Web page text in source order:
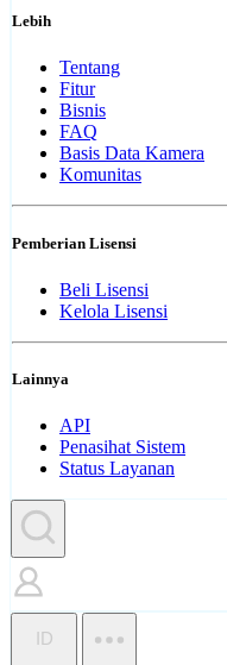
Lebih
Tentang
Fitur
Bisnis
FAQ
Basis Data Kamera
Komunitas
Pemberian Lisensi
Beli Lisensi
Kelola Lisensi
Lainnya
API
Penasihat Sistem
Status Layanan
ID